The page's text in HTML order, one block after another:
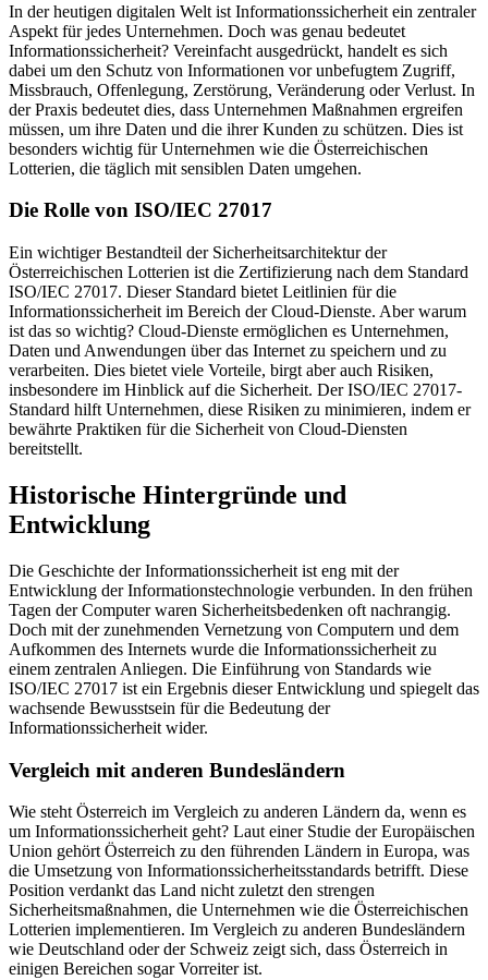
In der heutigen digitalen Welt ist Informationssicherheit ein zentraler
Aspekt für jedes Unternehmen. Doch was genau bedeutet
Informationssicherheit? Vereinfacht ausgedrückt, handelt es sich
dabei um den Schutz von Informationen vor unbefugtem Zugriff,
Missbrauch, Offenlegung, Zerstörung, Veränderung oder Verlust. In
der Praxis bedeutet dies, dass Unternehmen Maßnahmen ergreifen
müssen, um ihre Daten und die ihrer Kunden zu schützen. Dies ist
besonders wichtig für Unternehmen wie die Österreichischen
Lotterien, die täglich mit sensiblen Daten umgehen.
Die Rolle von ISO/IEC 27017
Ein wichtiger Bestandteil der Sicherheitsarchitektur der
Österreichischen Lotterien ist die Zertifizierung nach dem Standard
ISO/IEC 27017. Dieser Standard bietet Leitlinien für die
Informationssicherheit im Bereich der Cloud-Dienste. Aber warum
ist das so wichtig? Cloud-Dienste ermöglichen es Unternehmen,
Daten und Anwendungen über das Internet zu speichern und zu
verarbeiten. Dies bietet viele Vorteile, birgt aber auch Risiken,
insbesondere im Hinblick auf die Sicherheit. Der ISO/IEC 27017-
Standard hilft Unternehmen, diese Risiken zu minimieren, indem er
bewährte Praktiken für die Sicherheit von Cloud-Diensten
bereitstellt.
Historische Hintergründe und
Entwicklung
Die Geschichte der Informationssicherheit ist eng mit der
Entwicklung der Informationstechnologie verbunden. In den frühen
Tagen der Computer waren Sicherheitsbedenken oft nachrangig.
Doch mit der zunehmenden Vernetzung von Computern und dem
Aufkommen des Internets wurde die Informationssicherheit zu
einem zentralen Anliegen. Die Einführung von Standards wie
ISO/IEC 27017 ist ein Ergebnis dieser Entwicklung und spiegelt das
wachsende Bewusstsein für die Bedeutung der
Informationssicherheit wider.
Vergleich mit anderen Bundesländern
Wie steht Österreich im Vergleich zu anderen Ländern da, wenn es
um Informationssicherheit geht? Laut einer Studie der Europäischen
Union gehört Österreich zu den führenden Ländern in Europa, was
die Umsetzung von Informationssicherheitsstandards betrifft. Diese
Position verdankt das Land nicht zuletzt den strengen
Sicherheitsmaßnahmen, die Unternehmen wie die Österreichischen
Lotterien implementieren. Im Vergleich zu anderen Bundesländern
wie Deutschland oder der Schweiz zeigt sich, dass Österreich in
einigen Bereichen sogar Vorreiter ist.